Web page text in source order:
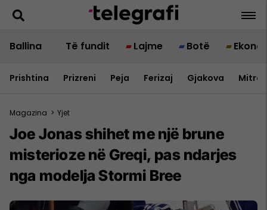
Ballina Të fundit Lajme Botë
Prishtina Prizreni Peja Ferizaj Gjakova
Magazina > Yjet
Joe Jonas shihet me një brune
misterioze në Greqi, pas ndarjes
nga modelja Stormi Bree